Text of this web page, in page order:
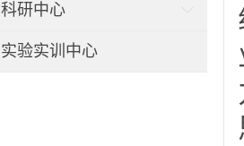
科研中心
实验实训中心